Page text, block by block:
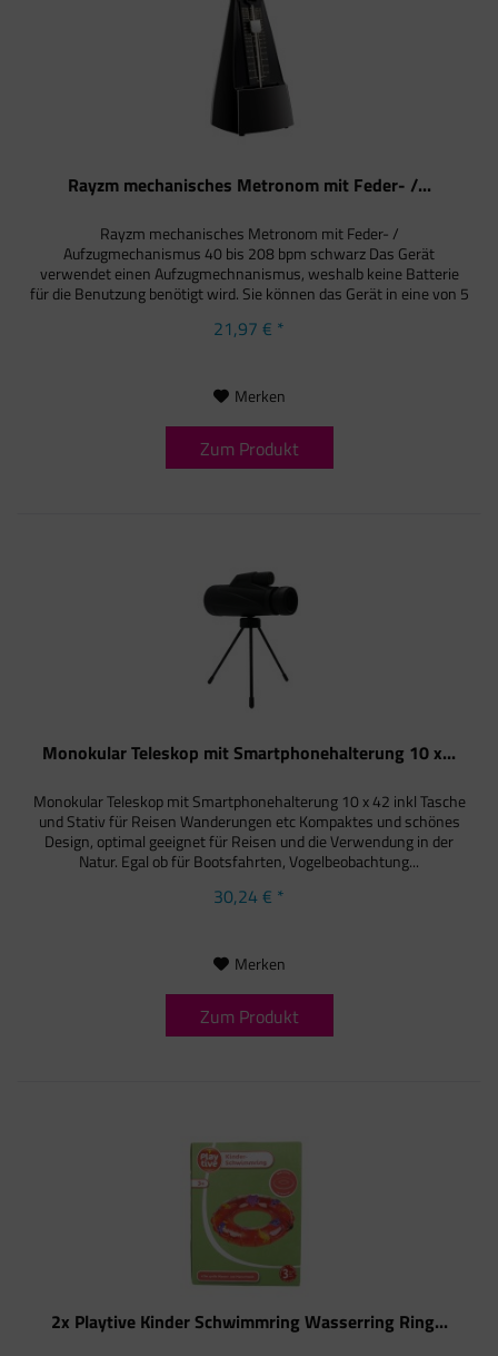
Rayzm mechanisches Metronom mit Feder- /...
Rayzm mechanisches Metronom mit Feder- /
Aufzugmechanismus 40 bis 208 bpm schwarz Das Gerät
verwendet einen Aufzugmechnanismus, weshalb keine Batterie
für die Benutzung benötigt wird. Sie können das Gerät in eine von 5
21,97 € *
Merken
Zum Produkt
Monokular Teleskop mit Smartphonehalterung 10 x...
Monokular Teleskop mit Smartphonehalterung 10 x 42 inkl Tasche
und Stativ für Reisen Wanderungen etc Kompaktes und schönes
Design, optimal geeignet für Reisen und die Verwendung in der
Natur. Egal ob für Bootsfahrten, Vogelbeobachtung...
30,24 € *
Merken
Zum Produkt
2x Playtive Kinder Schwimmring Wasserring Ring...